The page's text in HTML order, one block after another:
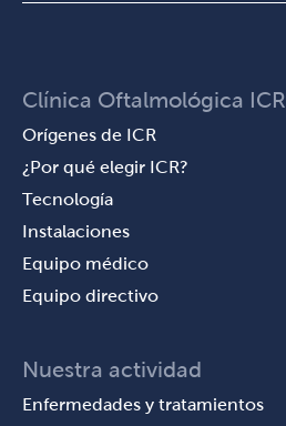
Clínica Oftalmológica ICR
Orígenes de ICR
¿Por qué elegir ICR?
Tecnología
Instalaciones
Equipo médico
Equipo directivo
Nuestra actividad
Enfermedades y tratamientos